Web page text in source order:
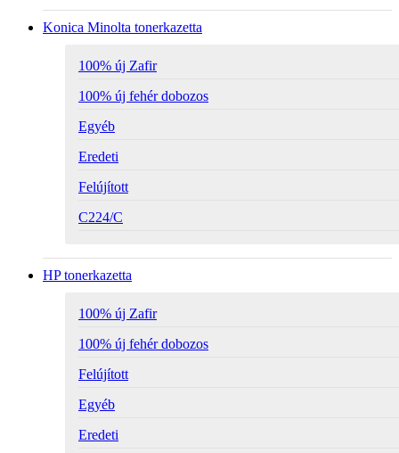
Konica Minolta tonerkazetta
100% új Zafir
100% új fehér dobozos
Egyéb
Eredeti
Felújított
C224/C
HP tonerkazetta
100% új Zafir
100% új fehér dobozos
Felújított
Egyéb
Eredeti